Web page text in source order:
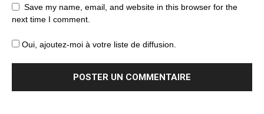
Save my name, email, and website in this browser for the
next time I comment.
Oui, ajoutez-moi à votre liste de diffusion.